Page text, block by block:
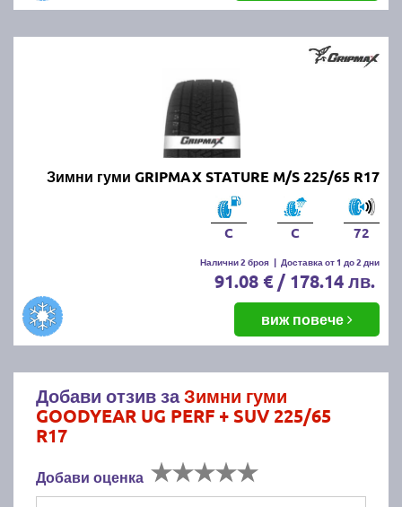
Зимни гуми GRIPMAX STATURE M/S 225/65 R17
C C 72
Налични 2 броя | Доставка от 1 до 2 дни
91.08 € / 178.14 лв.
виж повече
Добави отзив заЗимни гуми
GOODYEAR UG PERF + SUV 225/65
R17
Добави оценка